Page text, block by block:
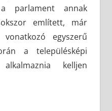
parlament annak
említett, már
egyszerű
a településképi
kelljen